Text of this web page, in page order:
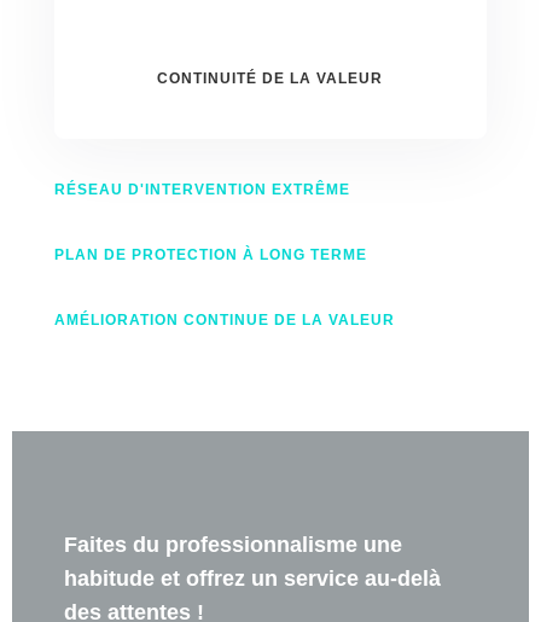
CONTINUITÉ DE LA VALEUR
RÉSEAU D'INTERVENTION EXTRÊME
PLAN DE PROTECTION À LONG TERME
AMÉLIORATION CONTINUE DE LA VALEUR
Faites du professionnalisme une
habitude et offrez un service au-delà
des attentes !